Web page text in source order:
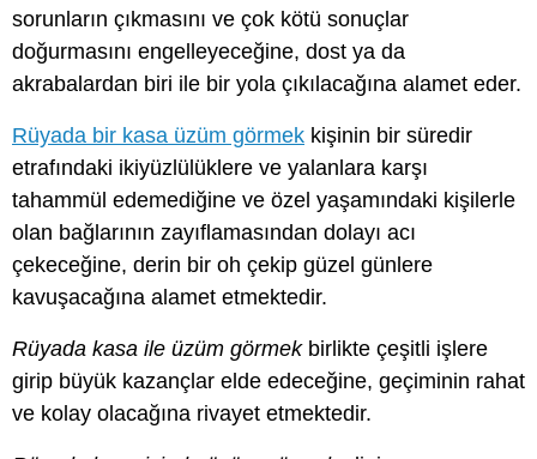
sorunların çıkmasını ve çok kötü sonuçlar
doğurmasını engelleyeceğine, dost ya da
akrabalardan biri ile bir yola çıkılacağına alamet eder.
Rüyada bir kasa üzüm görmek kişinin bir süredir
etrafındaki ikiyüzlülüklere ve yalanlara karşı
tahammül edemediğine ve özel yaşamındaki kişilerle
olan bağlarının zayıflamasından dolayı acı
çekeceğine, derin bir oh çekip güzel günlere
kavuşacağına alamet etmektedir.
Rüyada kasa ile üzüm görmekbirlikte çeşitli işlere
girip büyük kazançlar elde edeceğine, geçiminin rahat
ve kolay olacağına rivayet etmektedir.